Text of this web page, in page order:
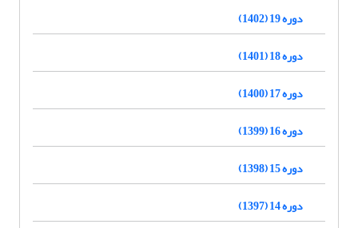
دوره 19 (1402)
دوره 18 (1401)
دوره 17 (1400)
دوره 16 (1399)
دوره 15 (1398)
دوره 14 (1397)